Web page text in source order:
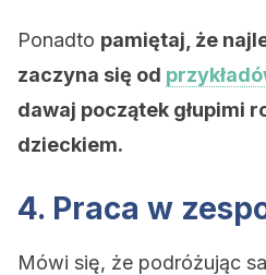
Ponadto pamiętaj, że
zaczyna się od
dawaj początek głupimi
dzieckiem.
4. Praca w
Mówi się, że podróżując